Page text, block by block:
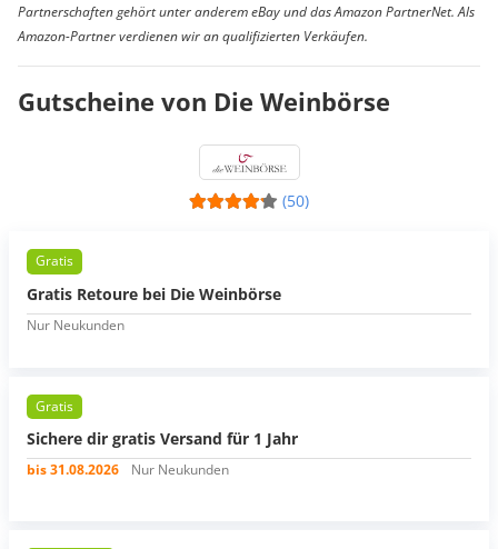
Partnerschaften gehört unter anderem eBay und das Amazon PartnerNet. Als
Amazon-Partner verdienen wir an qualifizierten Verkäufen.
Gutscheine von Die Weinbörse
(50)
Gratis
Gratis Retoure bei Die Weinbörse
Nur Neukunden
Gratis
Sichere dir gratis Versand für 1 Jahr
bis 31.08.2026 Nur Neukunden